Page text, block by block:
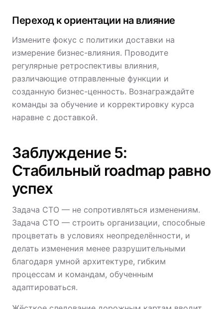
Переход к ориентации на влияние
Измените фокус с политики доставки на
измерение бизнес-влияния. Проводите
регулярные ретроспективы влияния,
различающие отправленные функции и
созданную бизнес-ценность. Вознаграждайте
команды за обучение и корректировку курса
наравне с доставкой.
Заблуждение 5:
Стабильный roadmap равно
успех
Задача CTO — не сопротивляться изменениям.
Задача CTO — строить организации, способные
процветать в условиях неопределённости, и
делать изменения менее разрушительными
благодаря умной архитектуре, гибким
процессам и командам, обученным
адаптироваться.